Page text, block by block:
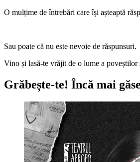
O mulțime de întrebări care își așteaptă
Sau poate că nu este nevoie de răspunsuri.
Vino și lasă-te vrăjit de o lume a
Grăbește-te! Încă mai